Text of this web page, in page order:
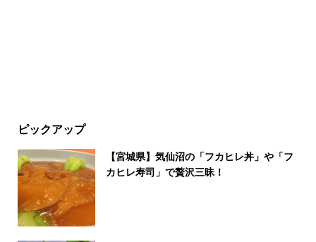
ピックアップ
【宮城県】気仙沼の「フカヒレ丼」や「フ
カヒレ寿司」で贅沢三昧！